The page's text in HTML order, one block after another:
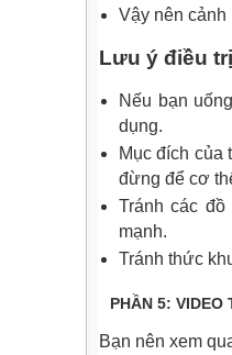
Vậy nên cảnh
Lưu ý điều trị
Nếu bạn
dụng.
Mục đích của
đừng để cơ
Tránh các
mạnh.
Tránh thức
PHẦN 5: VIDEO
Bạn nên xem